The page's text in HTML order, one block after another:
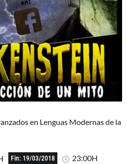
en Lenguas Modernas de la
Fin: 19/03/2018 23:00H